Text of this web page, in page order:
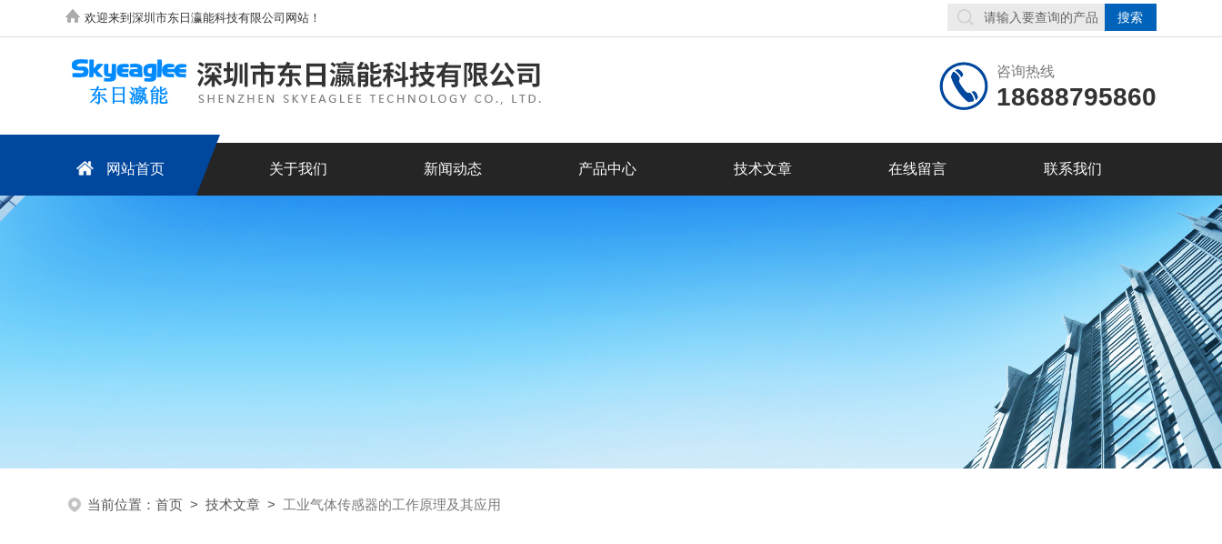
欢迎来到深圳市东日瀛能科技有限公司网站！
咨询热线
18688795860
网站首页 关于我们 新闻动态 产品中心 技术文章 在线留言 联系我们
当前位置： 首页 > 技术文章 > 工业气体传感器的工作原理及其应用